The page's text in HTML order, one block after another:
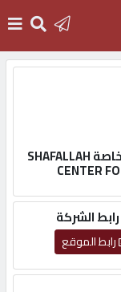
مركز شفا الله للأطفال ذوي الاحتياجات الخاصة SHAFALLAH
CENTER
رابط الشركة
رابط الموقع